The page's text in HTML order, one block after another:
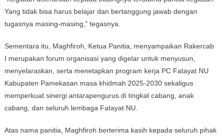
Yang tidak bisa harus belajar dan bertanggung jawab dengan
tugasnya masing-masing,” tegasnya.
Sementara itu, Maghfiroh, Ketua Panitia, menyampaikan Rakercab
I merupakan forum organisasi yang digelar untuk menyusun,
menyelaraskan, serta menetapkan program kerja PC Fatayat NU
Kabupaten Pamekasan masa khidmah 2025-2030 sekaligus
memperkuat sinergi antarapengurus di tingkat cabang, anak
cabang, dan seluruh lembaga Fatayat NU.
Atas nama panitia, Maghfiroh berterima kasih kepada seluruh pihak